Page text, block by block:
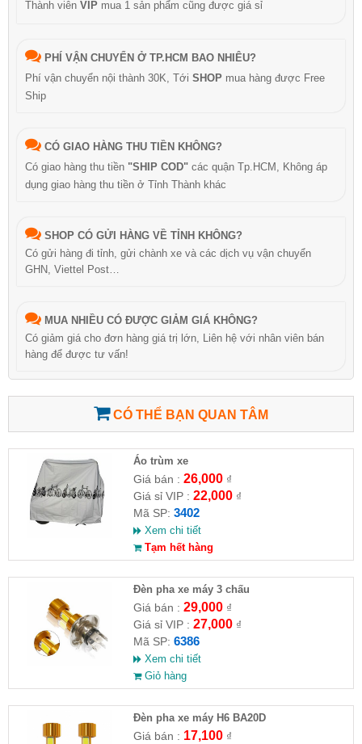
Thành viên VIP mua 1 sản phẩm cũng được giá sỉ
PHÍ VẬN CHUYỂN Ở TP.HCM BAO NHIÊU?
Phí vận chuyển nội thành 30K, Tới SHOP mua hàng được Free
Ship
CÓ GIAO HÀNG THU TIỀN KHÔNG?
Có giao hàng thu tiền "SHIP COD" các quận Tp.HCM, Không áp
dụng giao hàng thu tiền ở Tỉnh Thành khác
SHOP CÓ GỬI HÀNG VỀ TỈNH KHÔNG?
Có gửi hàng đi tỉnh, gửi chành xe và các dịch vụ vận chuyển
GHN, Viettel Post…
MUA NHIỀU CÓ ĐƯỢC GIẢM GIÁ KHÔNG?
Có giảm giá cho đơn hàng giá trị lớn, Liên hệ với nhân viên bán
hàng để được tư vấn!
CÓ THỂ BẠN QUAN TÂM
Áo trùm xe
Giá bán : 26,000₫
Giá sỉ VIP : 22,000₫
Mã SP: 3402
Xem chi tiết
Tạm hết hàng
Đèn pha xe máy 3 chấu
Giá bán : 29,000₫
Giá sỉ VIP : 27,000₫
Mã SP: 6386
Xem chi tiết
Giỏ hàng
Đèn pha xe máy H6 BA20D
Giá bán : 17,100₫